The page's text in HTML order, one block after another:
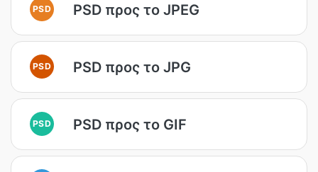
PSD PSD προς το JPEG
PSD PSD προς το JPG
PSD PSD προς το GIF